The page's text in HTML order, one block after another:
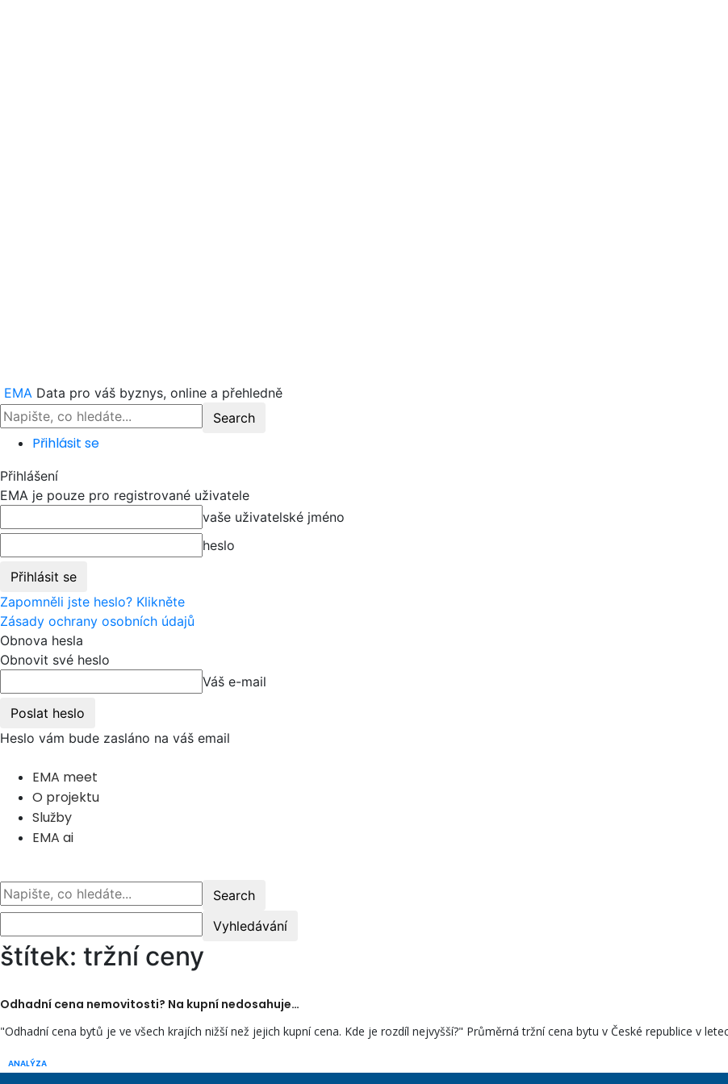
EMA Data pro váš byznys, online a přehledně
Přihlásit se
Přihlášení
EMA je pouze pro registrované uživatele
vaše uživatelské jméno
heslo
Zapomněli jste heslo? Klikněte
Zásady ochrany osobních údajů
Obnova hesla
Obnovit své heslo
Váš e-mail
Heslo vám bude zasláno na váš email
EMA meet
O projektu
Služby
EMA ai
štítek: tržní ceny
Odhadní cena nemovitosti? Na kupní nedosahuje…
ANALÝZA
"Odhadní cena bytů je ve všech krajích nižší než jejich kupní cena. Kde je rozdíl nejvyšší?" Průměrná tržní cena bytu v České republice v